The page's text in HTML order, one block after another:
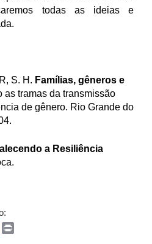
todas as ideias e
S. H. Famílias, gêneros e
as tramas da transmissão
de gênero. Rio Grande do
a Resiliência
Pinterest